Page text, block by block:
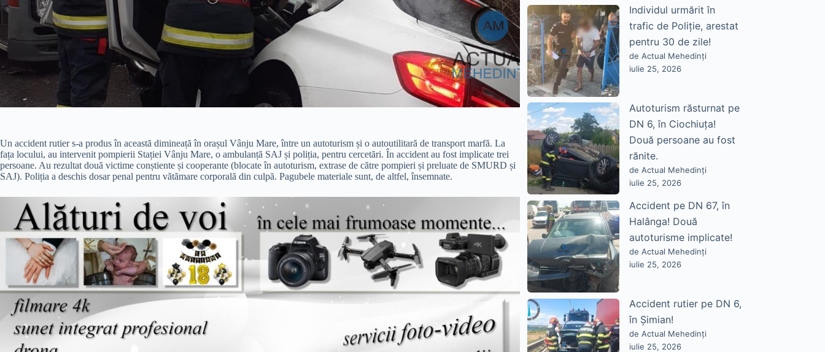
Un accident rutier s-a produs în această dimineață în orașul Vânju Mare, între un autoturism și o autoutilitară de transport marfă. La
fața locului, au intervenit pompierii Stației Vânju Mare, o ambulanță SAJ și poliția, pentru cercetări. În accident au fost implicate trei
persoane. Au rezultat două victime conștiente și cooperante (blocate în autoturism, extrase de către pompieri și preluate de SMURD și
SAJ). Poliția a deschis dosar penal pentru vătămare corporală din culpă. Pagubele materiale sunt, de altfel, însemnate.
Individul urmărit în
trafic de Poliție, arestat
pentru 30 de zile!
de Actual Mehedinți
iulie 25, 2026
Autoturism răsturnat pe
DN 6, în Ciochiuța!
Două persoane au fost
rănite.
de Actual Mehedinți
iulie 25, 2026
Accident pe DN 67, în
Halânga! Două
autoturisme implicate!
de Actual Mehedinți
iulie 25, 2026
Accident rutier pe DN 6,
în Șimian!
de Actual Mehedinți
iulie 25, 2026